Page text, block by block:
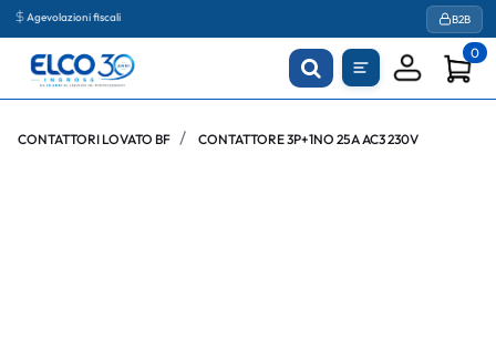
Agevolazioni fiscali B2B
0
CONTATTORI LOVATO BF CONTATTORE 3P+1NO 25A AC3 230V